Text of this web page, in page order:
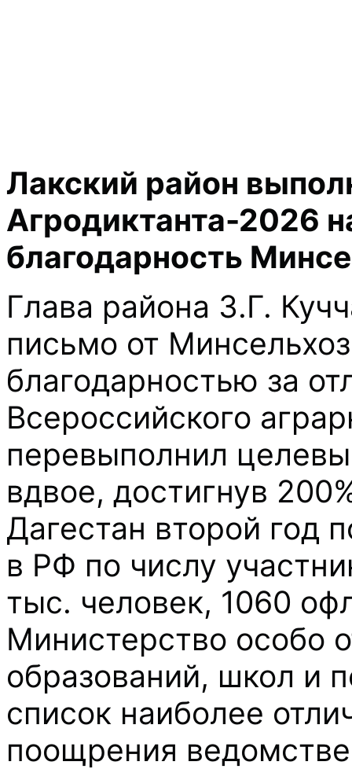
Лакский район
Агродиктанта-2026
благодарность
Глава района З.Г.
письмо от
благодарностью за
Всероссийского
перевыполнил
вдвое, достигнув
Дагестан второй год
в РФ по числу
тыс. человек, 1060
Министерство особо
образований, школ и
список наиболее
поощрения